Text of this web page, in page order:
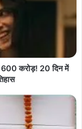
करोड़! 20 दिन में